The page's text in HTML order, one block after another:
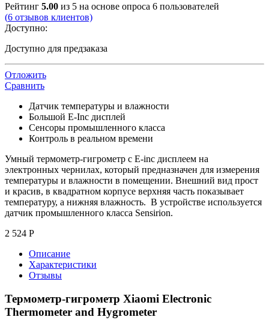
Рейтинг 5.00 из 5 на основе опроса 6 пользователей
(6 отзывов клиентов)
Доступно:
Доступно для предзаказа
Отложить
Сравнить
Датчик температуры и влажности
Большой E-Inc дисплей
Сенсоры промышленного класса
Контроль в реальном времени
Умный термометр-гигрометр с E-inc дисплеем на
электронных чернилах, который предназначен для измерения
температуры и влажности в помещении. Внешний вид прост
и красив, в квадратном корпусе верхняя часть показывает
температуру, а нижняя влажность. В устройстве используется
датчик промышленного класса Sensirion.
2 524 Р
Описание
Характеристики
Отзывы
Термометр-гигрометр Xiaomi Electronic
Thermometer and Hygrometer